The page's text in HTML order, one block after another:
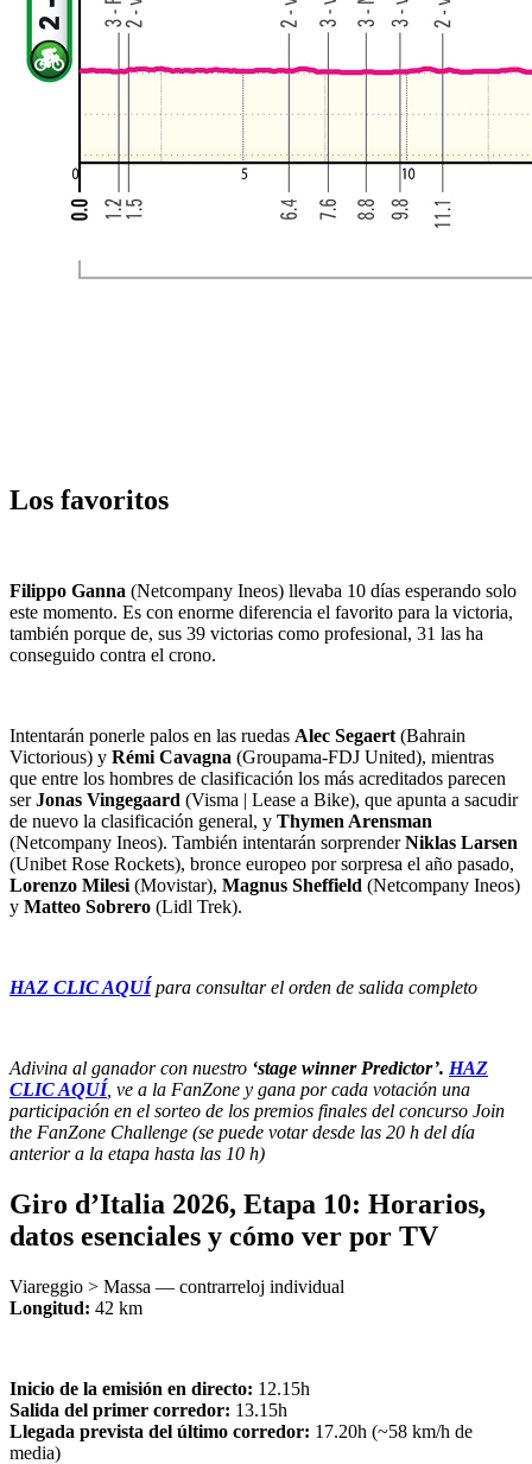
Los favoritos
Filippo Ganna (Netcompany Ineos) llevaba 10 días esperando solo
este momento. Es con enorme diferencia el favorito para la victoria,
también porque de, sus 39 victorias como profesional, 31 las ha
conseguido contra el crono.
Intentarán ponerle palos en las ruedas Alec Segaert (Bahrain
Victorious) y Rémi Cavagna (Groupama-FDJ United), mientras
que entre los hombres de clasificación los más acreditados parecen
serJonas Vingegaard (Visma | Lease a Bike), que apunta a sacudir
de nuevo la clasificación general, y Thymen Arensman
(Netcompany Ineos). También intentarán sorprenderNiklas Larsen
(Unibet Rose Rockets), bronce europeo por sorpresa el año pasado,
Lorenzo Milesi (Movistar), Magnus Sheffield (Netcompany Ineos)
y Matteo Sobrero (Lidl Trek).
HAZ CLIC AQUÍpara consultar el orden de salida completo
Adivina al ganador con nuestro ‘stage winner Predictor’. HAZ
CLIC AQUÍ, ve a la FanZone y gana por cada votación una
participación en el sorteo de los premios finales del concurso Join
the FanZone Challenge (se puede votar desde las 20 h del día
anterior a la etapa hasta las 10 h)
Giro d’Italia 2026, Etapa 10: Horarios,
datos esenciales y cómo ver por TV
Viareggio > Massa — contrarreloj individual
Longitud: 42 km
Inicio de la emisión en directo: 12.15h
Salida del primer corredor: 13.15h
Llegada prevista del último corredor: 17.20h (~58 km/h de
media)